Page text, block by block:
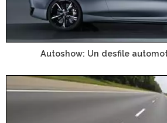
Autoshow: Un desfile